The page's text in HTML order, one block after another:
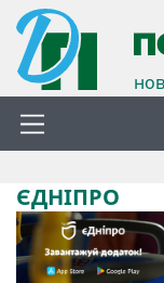
ЄДНІПРО